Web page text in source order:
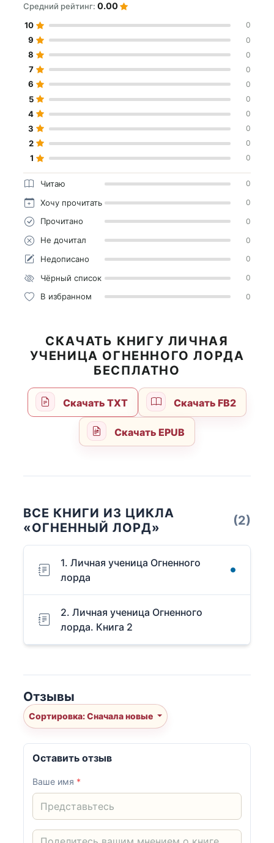
Средний рейтинг: 0.00
10 0
9 0
8 0
7 0
6 0
5 0
4 0
3 0
2 0
1 0
Читаю 0
Хочу прочитать 0
Прочитано 0
Не дочитал 0
Недописано 0
Чёрный список 0
В избранном 0
СКАЧАТЬ КНИГУ ЛИЧНАЯ
УЧЕНИЦА ОГНЕННОГО ЛОРДА
БЕСПЛАТНО
Скачать TXT Скачать FB2
Скачать EPUB
ВСЕ КНИГИ ИЗ ЦИКЛА
«ОГНЕННЫЙ ЛОРД»
(2)
1. Личная ученица Огненного
лорда
2. Личная ученица Огненного
лорда. Книга 2
Отзывы
Сортировка: Сначала новые
Оставить отзыв
Ваше имя *